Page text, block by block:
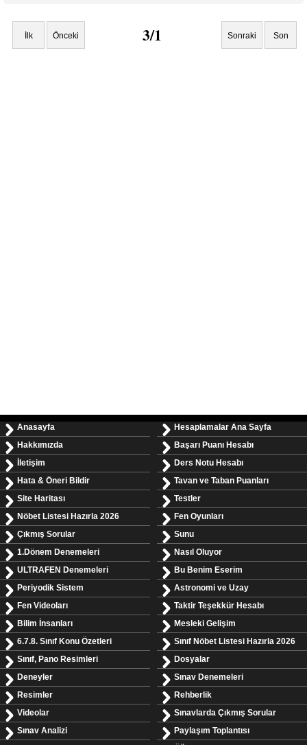
İlk Önceki 3/1 Sonraki Son
Anasayfa
Hakkımızda
İletişim
Hata & Öneri Bildir
Site Haritası
Nöbet Listesi Hazırla 2026
Çıkmış Sorular
1.Dönem Denemeleri
ULTRAFEN Denemeleri
Periyodik Sistem
Fen Videoları
Bilim İnsanları
6.7.8. Sınıf Konu Özetleri
Sınıf, Pano Resimleri
Deneyler
Resimler
Videolar
Sınav Analizi
Hesaplamalar Ana Sayfa
Başarı Puanı Hesabı
Ders Notu Hesabı
Tavan ve Taban Puanları
Testler
Fen Oyunları
Sunu
Nasıl Oluyor
Bu Benim Eserim
Astronomi ve Uzay
Taktir Teşekkür Hesabı
Mesleki Gelişim
Sınıf Nöbet Listesi Hazırla 2026
Dosyalar
Sınav Denemeleri
Rehberlik
Sınavlarda Çıkmış Sorular
Paylaşım Toplantısı